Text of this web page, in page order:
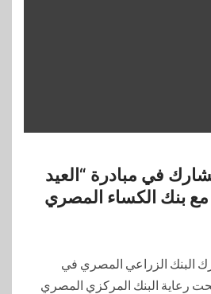
في مبادرة “العيد
مع بنك الكساء المصري
البنك الزراعي المصري في
رعاية البنك المركزي المصري